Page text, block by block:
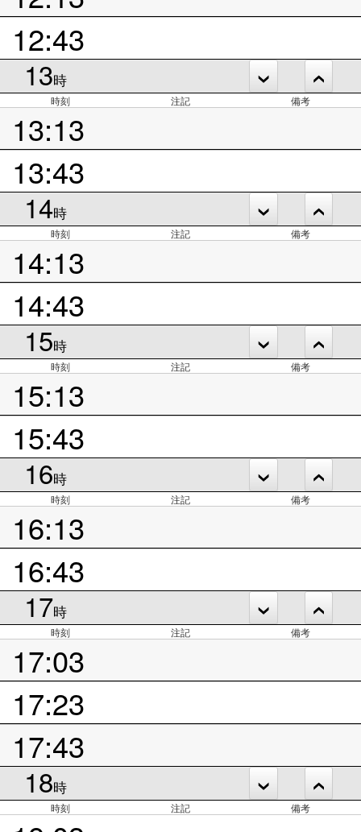
12:43
13時
時刻 注記 備考
13:13
13:43
14時
時刻 注記 備考
14:13
14:43
15時
時刻 注記 備考
15:13
15:43
16時
時刻 注記 備考
16:13
16:43
17時
時刻 注記 備考
17:03
17:23
17:43
18時
時刻 注記 備考